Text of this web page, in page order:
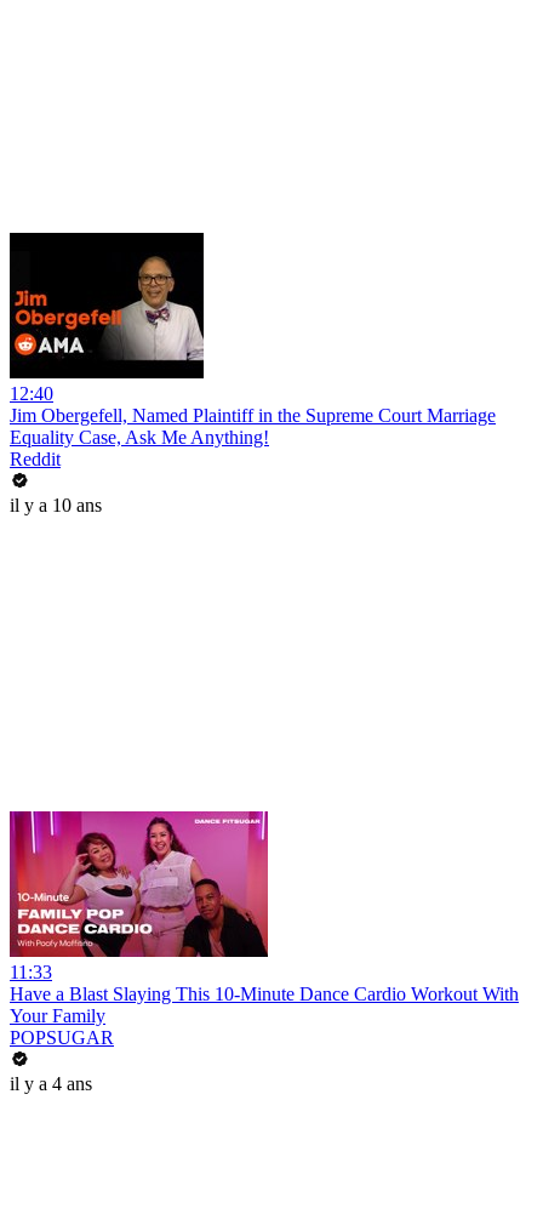
12:40
Jim Obergefell, Named Plaintiff in the Supreme Court Marriage
Equality Case, Ask Me Anything!
Reddit
il y a 10 ans
11:33
Have a Blast Slaying This 10-Minute Dance Cardio Workout With
Your Family
POPSUGAR
il y a 4 ans